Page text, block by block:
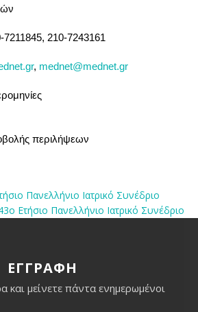
210-7243161
, mednet@mednet.gr
περιλήψεων
Πανελλήνιο Ιατρικό Συνέδριο
Ετήσιο Πανελλήνιο Ιατρικό Συνέδριο
ΕΓΓΡΑΦΗ
και μείνετε πάντα ενημερωμένοι